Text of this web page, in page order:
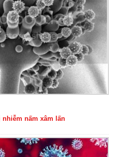
nhiễm nấm xâm lấn